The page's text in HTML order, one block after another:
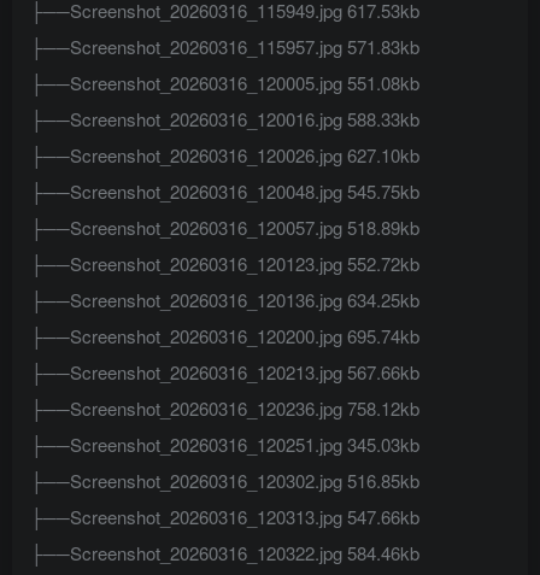
├──Screenshot_20260316_115949.jpg 617.53kb
├──Screenshot_20260316_115957.jpg 571.83kb
├──Screenshot_20260316_120005.jpg 551.08kb
├──Screenshot_20260316_120016.jpg 588.33kb
├──Screenshot_20260316_120026.jpg 627.10kb
├──Screenshot_20260316_120048.jpg 545.75kb
├──Screenshot_20260316_120057.jpg 518.89kb
├──Screenshot_20260316_120123.jpg 552.72kb
├──Screenshot_20260316_120136.jpg 634.25kb
├──Screenshot_20260316_120200.jpg 695.74kb
├──Screenshot_20260316_120213.jpg 567.66kb
├──Screenshot_20260316_120236.jpg 758.12kb
├──Screenshot_20260316_120251.jpg 345.03kb
├──Screenshot_20260316_120302.jpg 516.85kb
├──Screenshot_20260316_120313.jpg 547.66kb
├──Screenshot_20260316_120322.jpg 584.46kb